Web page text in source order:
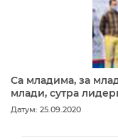
Са младима, за
млади, сутра
Датум: 25.09.2020